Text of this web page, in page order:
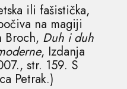
ili fašistička,
na magiji
Broch, Duh i duh
, Izdanja
str. 159. S
Petrak.)